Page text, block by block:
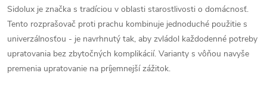
Sidolux je značka s tradíciou v oblasti starostlivosti o domácnosť.
Tento rozprašovač proti prachu kombinuje jednoduché použitie s
univerzálnosťou - je navrhnutý tak, aby zvládol každodenné potreby
upratovania bez zbytočných komplikácií. Varianty s vôňou navyše
premenia upratovanie na príjemnejší zážitok.